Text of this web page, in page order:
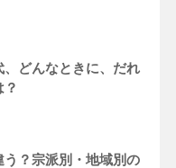
どんなときに、だれ
う？宗派別・地域別の